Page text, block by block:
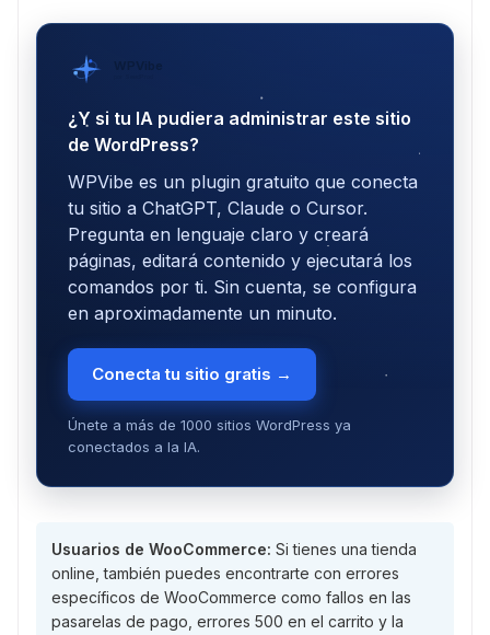
WPVibe
¿Y si tu IA pudiera administrar este sitio
de WordPress?
WPVibe es un plugin gratuito que conecta
tu sitio a ChatGPT, Claude o Cursor.
Pregunta en lenguaje claro y creará
páginas, editará contenido y ejecutará los
comandos por ti. Sin cuenta, se configura
en aproximadamente un minuto.
Conecta tu sitio gratis →
Únete a más de 1000 sitios WordPress ya
conectados a la IA.
Usuarios de WooCommerce: Si tienes una tienda
online, también puedes encontrarte con errores
específicos de WooCommerce como fallos en las
pasarelas de pago, errores 500 en el carrito y la